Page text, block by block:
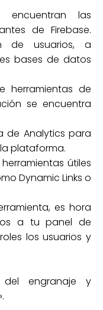
encuentran las
de Firebase.
de usuarios, a
bases de datos
herramientas de
se encuentra
de Analytics para
plataforma.
útiles
Dynamic Links o
es hora
a tu panel de
los usuarios y
engranaje y